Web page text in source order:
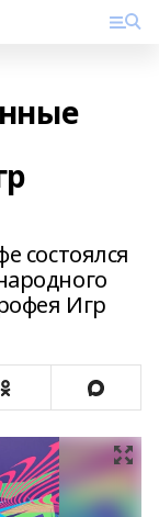
состоялся
Игр